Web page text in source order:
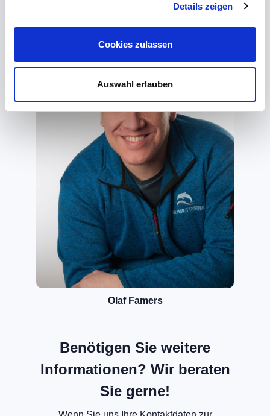
Details zeigen
Cookies zulassen
Auswahl erlauben
Olaf Famers
Benötigen Sie weitere
Informationen? Wir beraten
Sie gerne!